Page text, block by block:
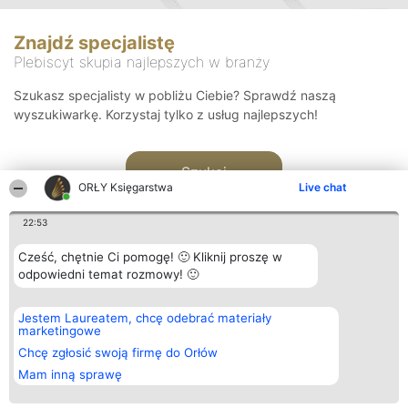
ORŁY Księgarstwa Live chat
22:53
Cześć, chętnie Ci pomogę! 🙂 Kliknij proszę w
odpowiedni temat rozmowy! 🙂
Jestem Laureatem, chcę odebrać materiały
marketingowe
Chcę zgłosić swoją firmę do Orłów
Mam inną sprawę
Znajdź specjalistę
Plebiscyt skupia najlepszych w branży
Szukasz specjalisty w pobliżu Ciebie? Sprawdź naszą
wyszukiwarkę. Korzystaj tylko z usług najlepszych!
Szukaj
Organizator plebiscytu
Bright Side Solutions sp. z o.
o. sp. k.
ul. Ruska 22
Wrocław 50-079
KRS 0000749100 | Regon
381313360 | NIP 8943132676
Plebiscyt
Laureaci
wszystkich
Laureatów
Regulamin
Kontakt
Kontakt